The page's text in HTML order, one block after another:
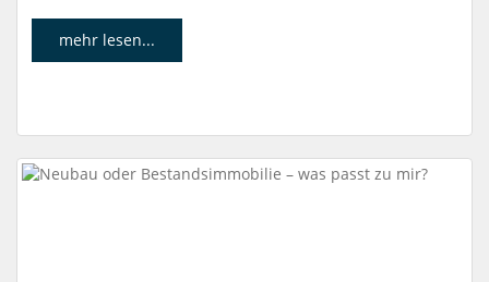
mehr lesen...